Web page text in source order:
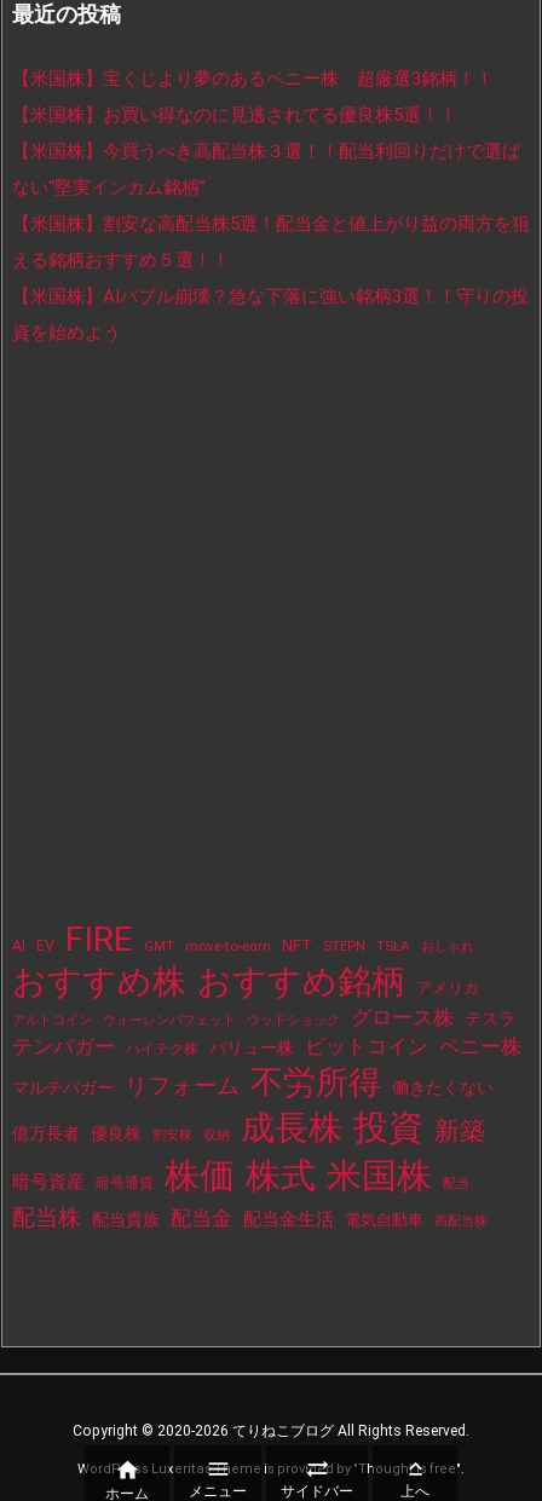
最近の投稿
【米国株】宝くじより夢のあるペニー株 超厳選3銘柄！！
【米国株】お買い得なのに見逃されてる優良株5選！！
【米国株】今買うべき高配当株３選！！配当利回りだけで選ば
ない“堅実インカム銘柄”
【米国株】割安な高配当株5選！配当金と値上がり益の両方を狙
える銘柄おすすめ５選！！
【米国株】AIバブル崩壊？急な下落に強い銘柄3選！！守りの投
資を始めよう
AI EV FIRE GMT move-to-earn NFT STEPN TSLA おしゃれ
おすすめ株 おすすめ銘柄 アメリカ
アルトコイン ウォーレンバフェット ウッドショック グロース株 テスラ
テンバガー ハイテク株 バリュー株 ビットコイン ペニー株
マルチバガー リフォーム 不労所得 働きたくない
億万長者 優良株 割安株 収納 成長株 投資 新築
暗号資産 暗号通貨 株価 株式 米国株 配当
配当株 配当貴族 配当金 配当金生活 電気自動車 高配当株
Copyright © 2020-2026 てりねこブログ All Rights Reserved.
WordPress Luxeritas Theme is provided by "Thought is free".

ホーム

メニュー

サイドバー

上へ